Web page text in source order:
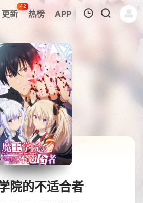
更新
42
热榜 APP
录
观看影片的记录
院的不适合者